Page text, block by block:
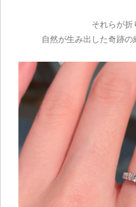
それらが折
自然が生み出した奇跡の
カート
お買い物